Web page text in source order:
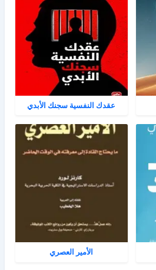
عقدك النفسية سجنك الأبدي
الأمير العصري